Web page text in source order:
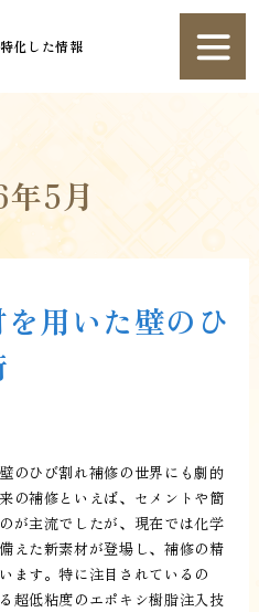
化した情報
5月
用いた壁のひ
のひび割れ補修の世界にも劇的
の補修といえば、セメントや簡
が主流でしたが、現在では化学
えた新素材が登場し、補修の精
ます。特に注目されているの
超低粘度のエポキシ樹脂注入技